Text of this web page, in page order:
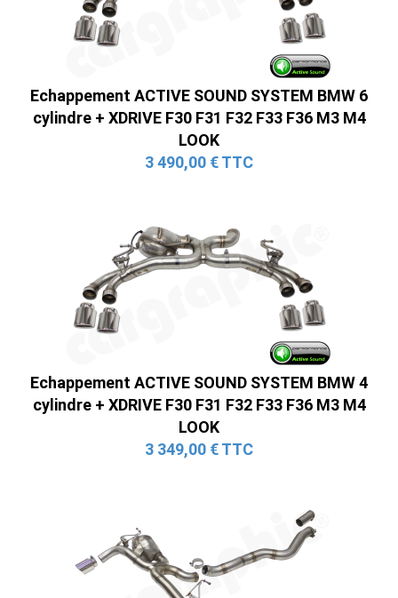
Echappement ACTIVE SOUND SYSTEM BMW 6
cylindre + XDRIVE F30 F31 F32 F33 F36 M3 M4
LOOK
3 490,00 € TTC
Echappement ACTIVE SOUND SYSTEM BMW 4
cylindre + XDRIVE F30 F31 F32 F33 F36 M3 M4
LOOK
3 349,00 € TTC